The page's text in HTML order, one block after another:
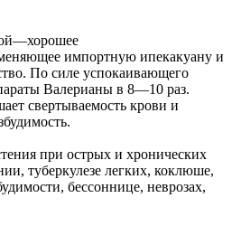
импортную ипекакуану и
По силе успокаивающего
Валерианы в 8—10 раз.
свертываемость крови и
при острых и хронических
туберкулезе легких, коклюше,
бессоннице, неврозах,